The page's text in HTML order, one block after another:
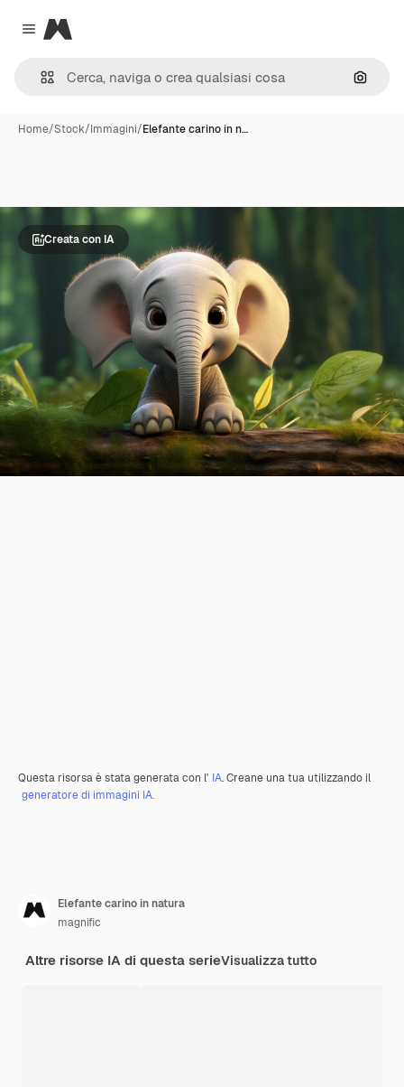
Close menu
Magnific
Cerca
Home/Stock/Immagini/Elefante carino in n…
Creata con IA
Questa risorsa è stata generata con l' IA. Creane una tua utilizzando il
generatore di immagini IA.
Elefante carino in natura
magnific
Altre risorse IA di questa serieVisualizza tutto